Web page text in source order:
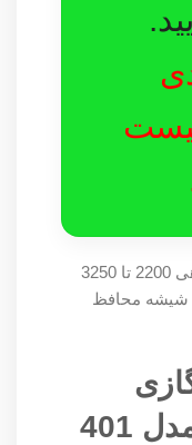
این بخاری ایستاده با ظرفیت گرمادهی 2200 تا 3250
شیشه محافظ